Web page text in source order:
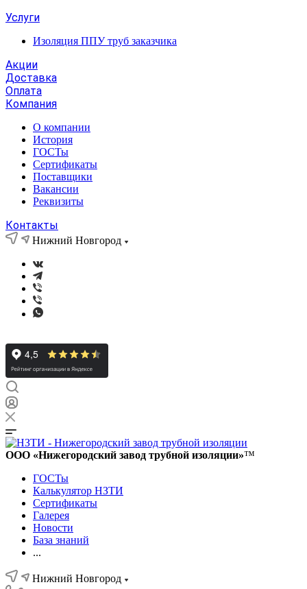
Услуги
Изоляция ППУ труб заказчика
Акции
Доставка
Оплата
Компания
О компании
История
ГОСТы
Сертификаты
Поставщики
Вакансии
Реквизиты
Контакты
Нижний Новгород
ООО «Нижегородский завод трубной изоляции»™
ГОСТы
Калькулятор НЗТИ
Сертификаты
Галерея
Новости
База знаний
...
Нижний Новгород